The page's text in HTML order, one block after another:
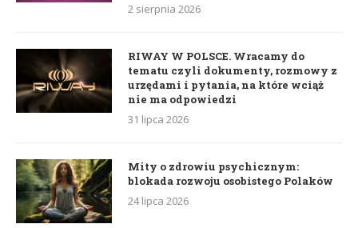
2 sierpnia 2026
RIWAY W POLSCE. Wracamy do
tematu czyli dokumenty, rozmowy z
urzędami i pytania, na które wciąż
nie ma odpowiedzi
31 lipca 2026
Mity o zdrowiu psychicznym:
blokada rozwoju osobistego Polaków
24 lipca 2026